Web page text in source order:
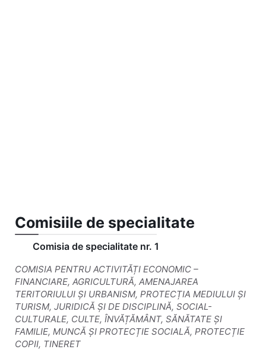
Comisiile de specialitate
Comisia de specialitate nr. 1
COMISIA PENTRU ACTIVITĂȚI ECONOMIC –
FINANCIARE, AGRICULTURĂ, AMENAJAREA
TERITORIULUI ȘI URBANISM, PROTECȚIA MEDIULUI ȘI
TURISM, JURIDICĂ ȘI DE DISCIPLINĂ, SOCIAL-
CULTURALE, CULTE, ÎNVĂȚĂMÂNT, SĂNĂTATE ȘI
FAMILIE, MUNCĂ ȘI PROTECȚIE SOCIALĂ, PROTECȚIE
COPII, TINERET